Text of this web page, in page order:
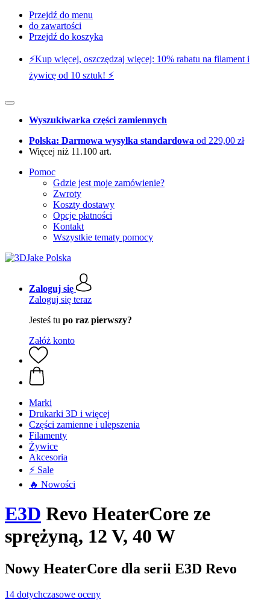
Przejdź do menu
do zawartości
Przejdź do koszyka
⚡️Kup więcej, oszczędzaj więcej: 10% rabatu na filament i
żywicę od 10 sztuk! ⚡️
Wyszukiwarka części zamiennych
Polska: Darmowa wysyłka standardowa od 229,00 zł
Więcej niż 11.100 art.
Pomoc
Gdzie jest moje zamówienie?
Zwroty
Koszty dostawy
Opcje płatności
Kontakt
Wszystkie tematy pomocy
Zaloguj się
Zaloguj się teraz
Jesteś tu po raz pierwszy?
Załóż konto
Marki
Drukarki 3D i więcej
Części zamienne i ulepszenia
Filamenty
Żywice
Akcesoria
⚡ Sale
🔥 Nowości
E3D Revo HeaterCore ze
sprężyną, 12 V, 40 W
Nowy HeaterCore dla serii E3D Revo
14 dotychczasowe oceny